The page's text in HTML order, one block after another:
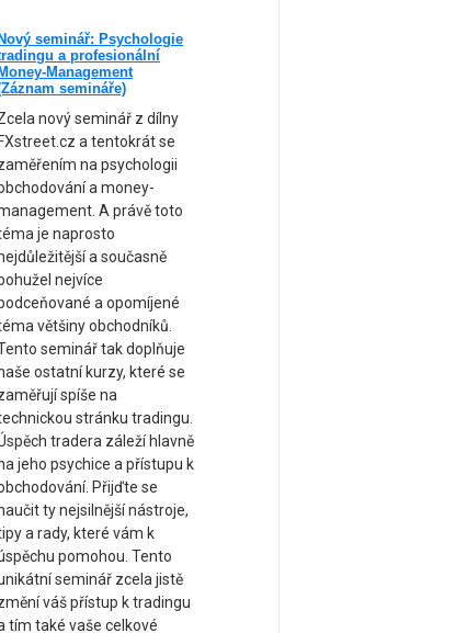
Nový seminář: Psychologie
a profesionální
Money-Management
semináře)
nový seminář z dílny
FXstreet.cz a tentokrát se
na psychologii
a money-
A právě toto
je naprosto
a současně
bohužel nejvíce
a opomíjené
většiny obchodníků.
seminář tak doplňuje
ostatní kurzy, které se
spíše na
stránku tradingu.
tradera záleží hlavně
jeho psychice a přístupu k
Přijďte se
ty nejsilnější nástroje,
a rady, které vám k
pomohou. Tento
seminář zcela jistě
váš přístup k tradingu
tím také vaše celkové